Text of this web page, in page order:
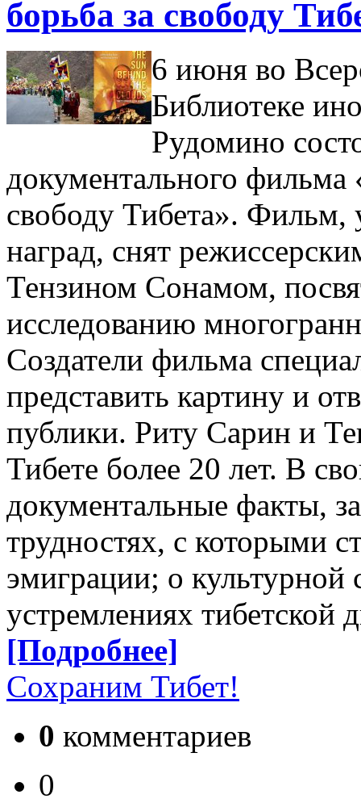
борьба за свободу
6 июня во
Библиотеке
Рудомино
документального фильма
свободу Тибета».
наград, снят
Тензином Сонамом,
исследованию
Создатели фильма
представить картину и
публики. Риту Сарин и
Тибете более 20 лет. В
документальные факты,
трудностях, с которыми
эмиграции; о
устремлениях тибетской
[Подробнее]
Сохраним Тибет!
0 комментариев
0